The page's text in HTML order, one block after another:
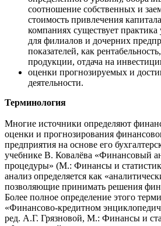
соотношение собственных и
стоимость привлечения
компаниях существует
для филиалов и дочерних
показателей, как
продукции, отдача на
оценки прогнозируемых и
деятельности.
Терминология
Многие источники определяют
оценки и прогнозирования
предприятия на основе его
учебнике В. Ковалёва «Финансовый
процедуры» (М.: Финансы и
анализ определяется как
позволяющие принимать решения
Более полное определение этого
«Финансово-кредитном
ред. А.Г. Грязновой, М.: Финансы и